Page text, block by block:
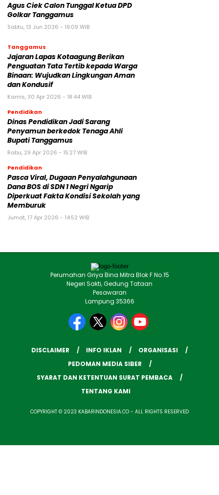
Agus Ciek Calon Tunggal Ketua DPD
Golkar Tanggamus
Sabtu, 13 Jun 2026 - 19:09 WIB
Tanggamus
Jajaran Lapas Kotaagung Berikan
Penguatan Tata Tertib kepada Warga
Binaan: Wujudkan Lingkungan Aman
dan Kondusif
Kamis, 30 Apr 2026 - 18:44 WIB
Pendidikan
Dinas Pendidikan Jadi Sarang
Penyamun berkedok Tenaga Ahli
Bupati Tanggamus
Rabu, 29 Apr 2026 - 15:27 WIB
Pendidikan
Pasca Viral, Dugaan Penyalahgunaan
Dana BOS di SDN 1 Negri Ngarip
Diperkuat Fakta Kondisi Sekolah yang
Memburuk
Jumat, 17 Apr 2026 - 14:52 WIB
Perumahan Griya Bina Mitra Blok F No.15
Negeri Sakti, Gedung Tataan
Pesawaran
Lampung 35366
DISCLAIMER INFO IKLAN
ORGANISASI
PEDOMAN MEDIA SIBER
SYARAT DAN KETENTUAN SURAT PEMBACA
TENTANG KAMI
COPYRIGHT © 2023 KABARINDONESIA.CO - ALL RIGHTS RESERVED